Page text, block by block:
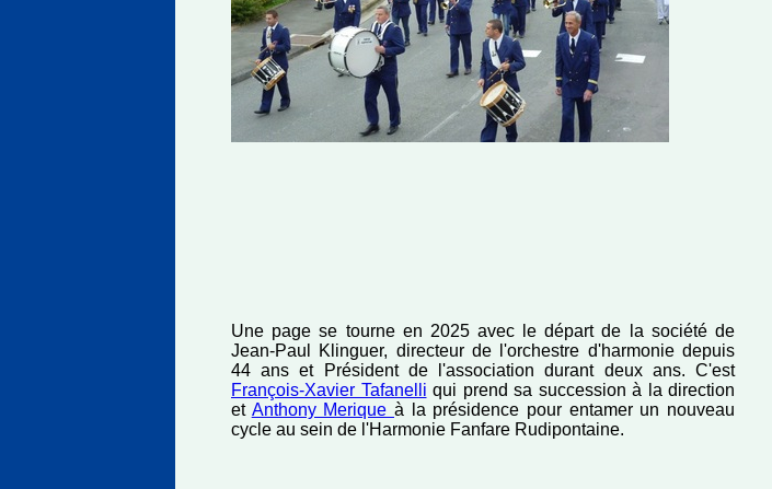
Une page se tourne en 2025 avec le départ de la société de
Jean-Paul Klinguer, directeur de l'orchestre d'harmonie depuis
44 ans et Président de l'association durant deux ans. C'est
François-Xavier Tafanelli qui prend sa succession à la direction
et Anthony Meriqueà la présidence pour entamer un nouveau
cycle au sein de l'Harmonie Fanfare Rudipontaine.